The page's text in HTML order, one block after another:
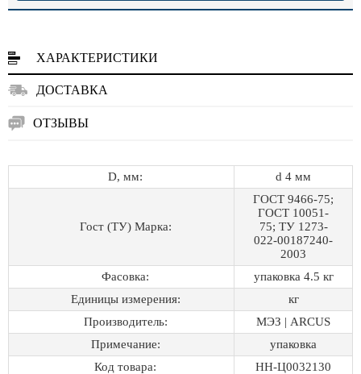
ХАРАКТЕРИСТИКИ
ДОСТАВКА
ОТЗЫВЫ
D, мм: d 4 мм
Гост (ТУ) Марка:
ГОСТ 9466-75;
ГОСТ 10051-
75; ТУ 1273-
022-00187240-
2003
Фасовка:
упаковка 4.5 кг
Единицы измерения:
кг
Производитель:
МЭЗ | ARCUS
Примечание:
упаковка
Код товара:
НН-Ц0032130